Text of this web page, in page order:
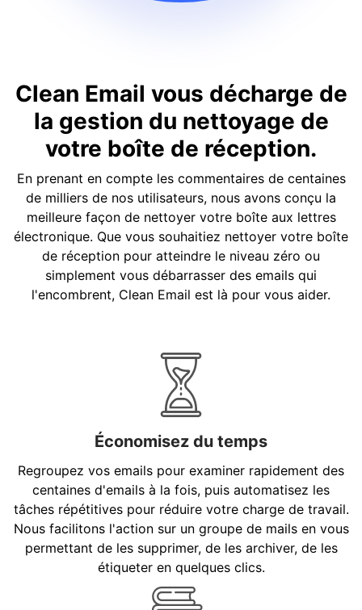
Clean Email vous décharge de
la gestion du nettoyage de
votre boîte de réception.
En prenant en compte les commentaires de centaines
de milliers de nos utilisateurs, nous avons conçu la
meilleure façon de nettoyer votre boîte aux lettres
électronique. Que vous souhaitiez nettoyer votre boîte
de réception pour atteindre le niveau zéro ou
simplement vous débarrasser des emails qui
l'encombrent, Clean Email est là pour vous aider.
Économisez du temps
Regroupez vos emails pour examiner rapidement des
centaines d'emails à la fois, puis automatisez les
tâches répétitives pour réduire votre charge de travail.
Nous facilitons l'action sur un groupe de mails en vous
permettant de les supprimer, de les archiver, de les
étiqueter en quelques clics.